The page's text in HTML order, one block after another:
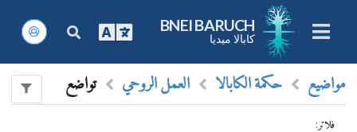
BNEI BARUCH
كابالا ميديا
مواضيع حكمة الكابالا العمل الروحي تواضع
فلاتر :